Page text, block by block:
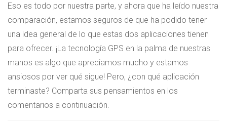
Eso es todo por nuestra parte, y ahora que ha leído nuestra
comparación, estamos seguros de que ha podido tener
una idea general de lo que estas dos aplicaciones tienen
para ofrecer. ¡La tecnología GPS en la palma de nuestras
manos es algo que apreciamos mucho y estamos
ansiosos por ver qué sigue! Pero, ¿con qué aplicación
terminaste? Comparta sus pensamientos en los
comentarios a continuación.